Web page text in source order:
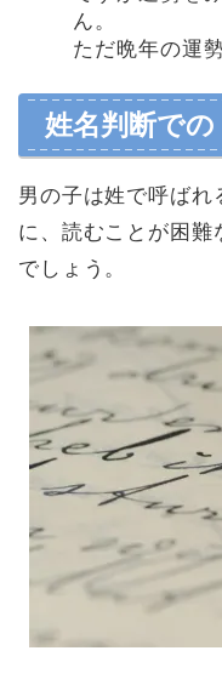
ん。
ただ晩年の運
姓名判断での
男の子は姓で呼ばれ
に、読むことが困難
でしょう。